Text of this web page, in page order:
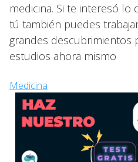
medicina. Si te interesó
tú también puedes
grandes descubrimientos
estudios ahora mismo
Medicina